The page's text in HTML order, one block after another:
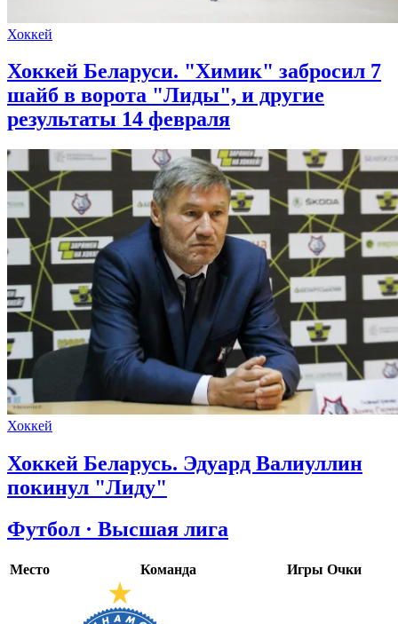
Хоккей
Хоккей Беларуси. "Химик" забросил 7
шайб в ворота "Лиды", и другие
результаты 14 февраля
Хоккей
Хоккей Беларусь. Эдуард Валиуллин
покинул "Лиду"
Футбол · Высшая лига
Место Команда Игры Очки